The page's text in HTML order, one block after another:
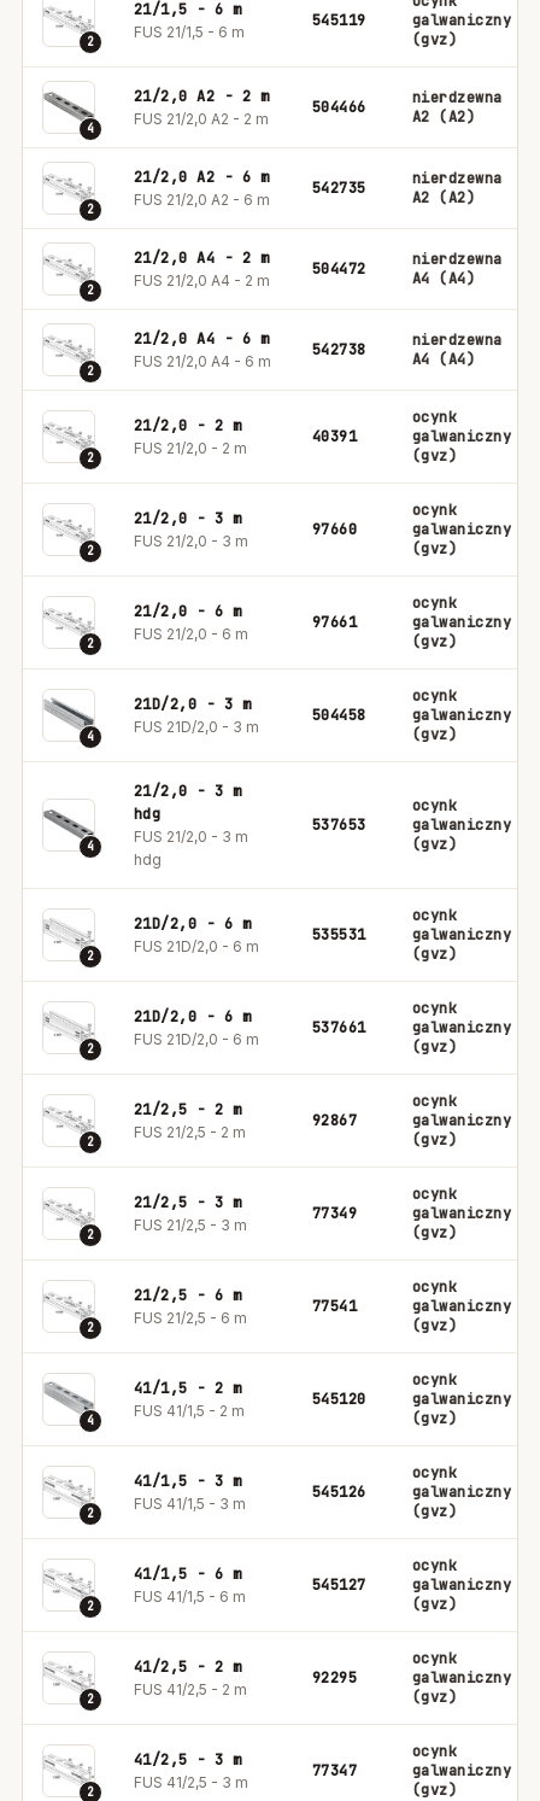
2
21/1,5 - 6 m
FUS 21/1,5 - 6 m
545119
galwaniczny
(gvz)
4
21/2,0 A2 - 2 m
FUS 21/2,0 A2 - 2 m
504466
nierdzewna
A2 (A2)
2
21/2,0 A2 - 6 m
FUS 21/2,0 A2 - 6 m
542735
nierdzewna
A2 (A2)
2
21/2,0 A4 - 2 m
FUS 21/2,0 A4 - 2 m
504472
nierdzewna
A4 (A4)
2
21/2,0 A4 - 6 m
FUS 21/2,0 A4 - 6 m
542738
nierdzewna
A4 (A4)
2
21/2,0 - 2 m
FUS 21/2,0 - 2 m
40391
ocynk
galwaniczny
(gvz)
2
21/2,0 - 3 m
FUS 21/2,0 - 3 m
97660
ocynk
galwaniczny
(gvz)
2
21/2,0 - 6 m
FUS 21/2,0 - 6 m
97661
ocynk
galwaniczny
(gvz)
4
21D/2,0 - 3 m
FUS 21D/2,0 - 3 m
504458
ocynk
galwaniczny
(gvz)
4
21/2,0 - 3 m
hdg
FUS 21/2,0 - 3 m
hdg
537653
ocynk
galwaniczny
(gvz)
2
21D/2,0 - 6 m
FUS 21D/2,0 - 6 m
535531
ocynk
galwaniczny
(gvz)
2
21D/2,0 - 6 m
FUS 21D/2,0 - 6 m
537661
ocynk
galwaniczny
(gvz)
2
21/2,5 - 2 m
FUS 21/2,5 - 2 m
92867
ocynk
galwaniczny
(gvz)
2
21/2,5 - 3 m
FUS 21/2,5 - 3 m
77349
ocynk
galwaniczny
(gvz)
2
21/2,5 - 6 m
FUS 21/2,5 - 6 m
77541
ocynk
galwaniczny
(gvz)
4
41/1,5 - 2 m
FUS 41/1,5 - 2 m
545120
ocynk
galwaniczny
(gvz)
2
41/1,5 - 3 m
FUS 41/1,5 - 3 m
545126
ocynk
galwaniczny
(gvz)
2
41/1,5 - 6 m
FUS 41/1,5 - 6 m
545127
ocynk
galwaniczny
(gvz)
2
41/2,5 - 2 m
FUS 41/2,5 - 2 m
92295
ocynk
galwaniczny
(gvz)
2
41/2,5 - 3 m
FUS 41/2,5 - 3 m
77347
ocynk
galwaniczny
(gvz)